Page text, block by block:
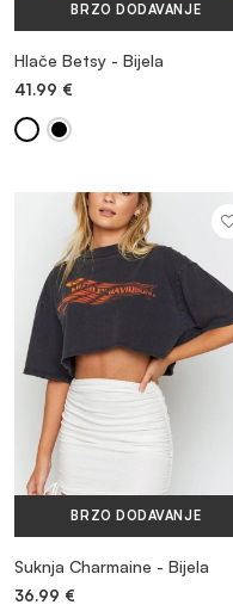
BRZO DODAVANJE
Hlače Betsy - Bijela
41.99 €
BRZO DODAVANJE
Suknja Charmaine - Bijela
36.99 €